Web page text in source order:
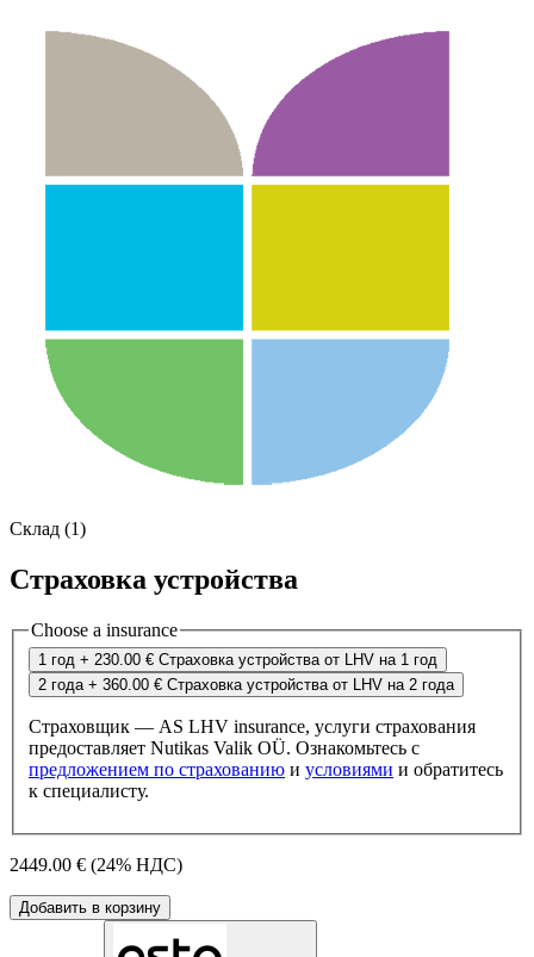
Склад (1)
Страховка устройства
Choose a insurance
1 год + 230.00 € Страховка устройства от LHV на 1 год
2 года + 360.00 € Страховка устройства от LHV на 2 года
Страховщик — AS LHV insurance, услуги страхования
предоставляет Nutikas Valik OÜ. Ознакомьтесь с
предложением по страхованию и условиями и обратитесь
к специалисту.
2449.00 € (24% НДС)
Добавить в корзину